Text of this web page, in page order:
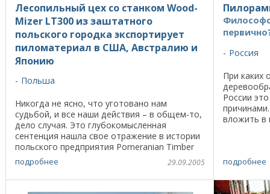
Лесопильный цех со станком Wood-
Mizer LT300 из заштатного
польского городка экспортирует
пиломатериал в США, Австралию и
Японию
Польша
Никогда не ясно, что уготовано нам
судьбой, и все наши действия – в общем-то,
дело случая. Это глубокомысленная
сентенция нашла свое отражение в истории
польского предприятия Pomeranian Timber
из города Иньска. Начиная с 1990 года это
предприятие ...
подробнее 29.09.2005
Россия
При каких
России
вложить в
подробнее